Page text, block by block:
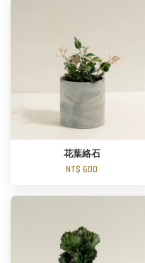
花葉絡石
NT$ 600